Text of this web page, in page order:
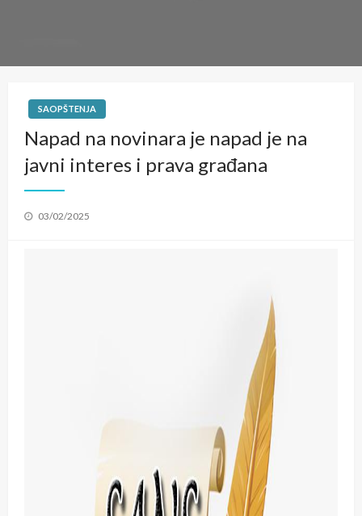
SAOPŠTENJA
Napad na novinara je napad je na
javni interes i prava građana
Posted
03/02/2025